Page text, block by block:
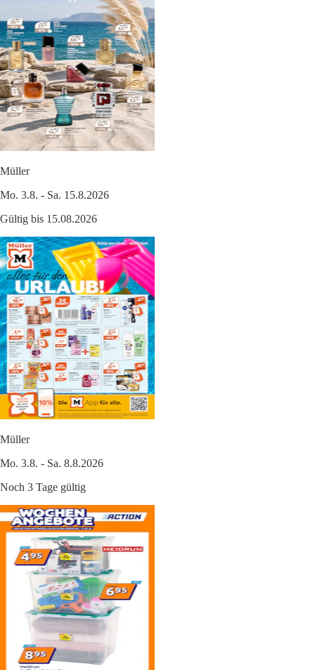
Müller
Mo. 3.8. - Sa. 15.8.2026
Gültig bis 15.08.2026
Müller
Mo. 3.8. - Sa. 8.8.2026
Noch 3 Tage gültig